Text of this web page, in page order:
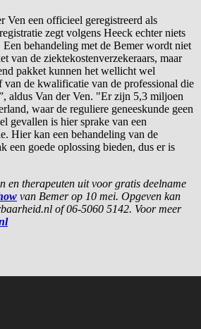
Ven een officieel geregistreerd als
zegt volgens Heeck echter niets
behandeling met de Bemer wordt niet
van de ziektekostenverzekeraars, maar
pakket kunnen het wellicht wel
van de kwalificatie van de professional die
aldus Van der Ven. "Er zijn 5,3 miljoen
waar de reguliere geneeskunde geen
gevallen is hier sprake van een
Hier kan een behandeling van de
een goede oplossing bieden, dus er is
en therapeuten uit voor gratis deelname
van Bemer op 10 mei. Opgeven kan
of 06-5060 5142. Voor meer